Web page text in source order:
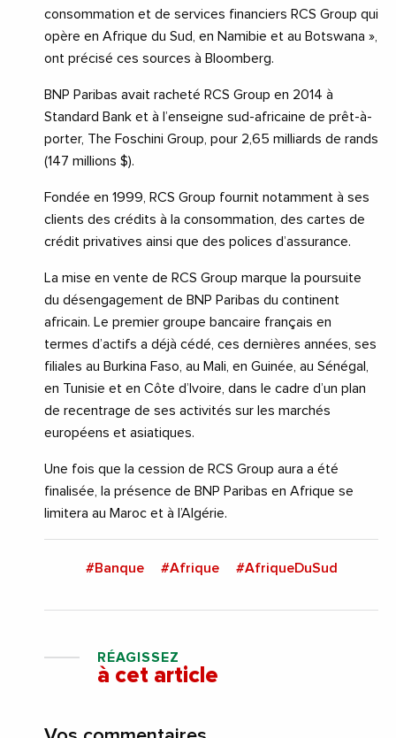
consommation et de services financiers RCS Group qui
opère en Afrique du Sud, en Namibie et au Botswana »,
ont précisé ces sources à Bloomberg.
BNP Paribas avait racheté RCS Group en 2014 à
Standard Bank et à l’enseigne sud-africaine de prêt-à-
porter, The Foschini Group, pour 2,65 milliards de rands
(147 millions $).
Fondée en 1999, RCS Group fournit notamment à ses
clients des crédits à la consommation, des cartes de
crédit privatives ainsi que des polices d’assurance.
La mise en vente de RCS Group marque la poursuite
du désengagement de BNP Paribas du continent
africain. Le premier groupe bancaire français en
termes d’actifs a déjà cédé, ces dernières années, ses
filiales au Burkina Faso, au Mali, en Guinée, au Sénégal,
en Tunisie et en Côte d’Ivoire, dans le cadre d’un plan
de recentrage de ses activités sur les marchés
européens et asiatiques.
Une fois que la cession de RCS Group aura a été
finalisée, la présence de BNP Paribas en Afrique se
limitera au Maroc et à l’Algérie.
#Banque #Afrique #AfriqueDuSud
RÉAGISSEZ
à cet article